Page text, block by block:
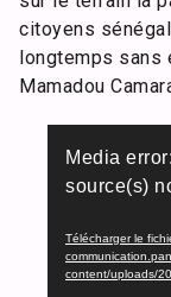
citoyens
longtemps sans
Mamadou
vidéo
Media
source(s)
Télécharger le
content/uploads/